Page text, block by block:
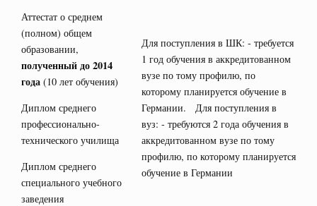
Аттестат о среднем
(полном) общем
образовании,
полученный до 2014
года (10 лет обучения)
Для поступления в ШК: - требуется
1 год обучения в аккредитованном
вузе по тому профилю, по
которому планируется обучение в
Германии. Для поступления в
вуз: - требуются 2 года обучения в
аккредитованном вузе по тому
профилю, по которому планируется
обучение в Германии
Диплом среднего
профессионально-
технического училища
Диплом среднего
специального учебного
заведения